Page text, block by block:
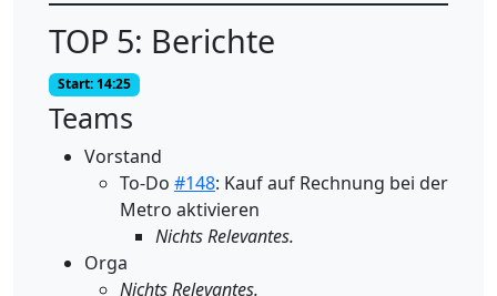
TOP 5: Berichte
Start: 14:25
Teams
Vorstand
To-Do #148: Kauf auf Rechnung bei der
Metro aktivieren
Nichts Relevantes.
Orga
Nichts Relevantes.